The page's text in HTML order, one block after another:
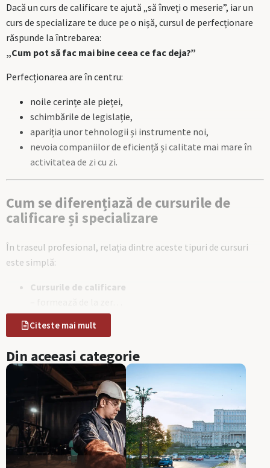
Dacă un curs de calificare te ajută „să înveți o meserie”, iar un
curs de specializare te duce pe o nișă, cursul de perfecționare
răspunde la întrebarea:
„Cum pot să fac mai bine ceea ce fac deja?”
Perfecționarea are în centru:
noile cerințe ale pieței,
schimbările de legislație,
apariția unor tehnologii și instrumente noi,
nevoia companiilor de eficiență și calitate mai mare în
activitatea de zi cu zi.
Cum se diferențiază de cursurile de
calificare și specializare
În traseul profesional, relația dintre aceste tipuri de cursuri
este simplă:
Cursurile de calificare
Citeste mai mult
Din aceeasi categorie